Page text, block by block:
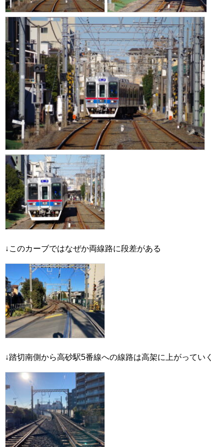
↓このカーブではなぜか両線路に段差がある
↓踏切南側から高砂駅5番線への線路は高架に上がっていく